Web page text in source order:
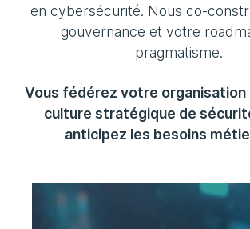
en cybersécurité. Nous co-
gouvernance et votre
pragmatisme.
Vous fédérez votre organisation
culture stratégique de
anticipez les besoins
Audit de sécurité